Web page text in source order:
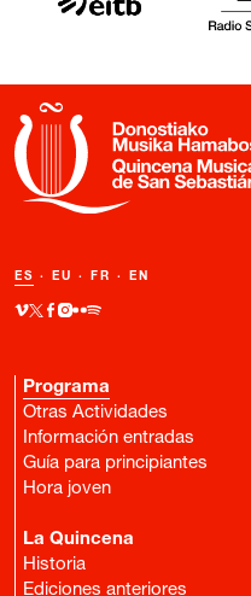
ES · EU · FR · EN
Programa
Otras Actividades
Información entradas
Guía para principiantes
Hora joven
La Quincena
Historia
Ediciones anteriores